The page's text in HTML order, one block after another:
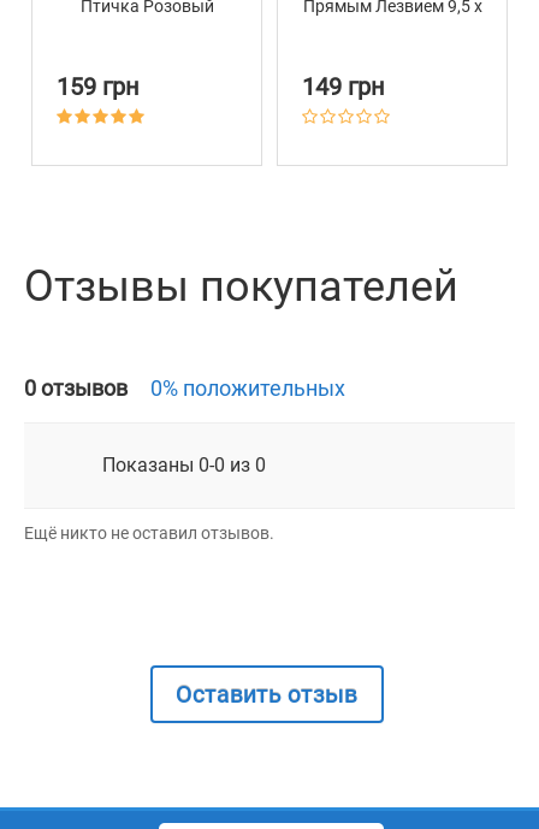
Птичка Розовый
159 грн
Прямым Лезвием 9,5 х
149 грн
Отзывы покупателей
0 отзывов 0% положительных
Показаны 0-0 из 0
Ещё никто не оставил отзывов.
Оставить отзыв